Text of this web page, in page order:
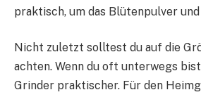
praktisch, um das Blütenpulver
Nicht zuletzt solltest du auf die
achten. Wenn du oft unterwegs
Grinder praktischer. Für den